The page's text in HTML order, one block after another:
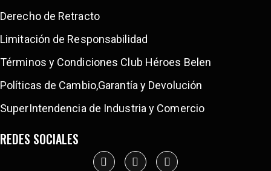
Derecho de Retracto
Limitación de Responsabilidad
Términos y Condiciones Club Héroes Belen
Políticas de Cambio,Garantía y Devolución
SuperIntendencia de Industria y Comercio
REDES SOCIALES